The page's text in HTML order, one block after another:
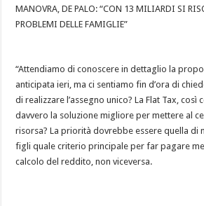
MANOVRA, DE PALO: “CON 13 MILIARDI SI
PROBLEMI DELLE FAMIGLIE”
“Attendiamo di conoscere in dettaglio la
anticipata ieri, ma ci sentiamo fin d’ora di
di realizzare l’assegno unico? La Flat Tax, così
davvero la soluzione migliore per mettere al
risorsa? La priorità dovrebbe essere quella di
figli quale criterio principale per farpagare
calcolo del reddito, non viceversa.